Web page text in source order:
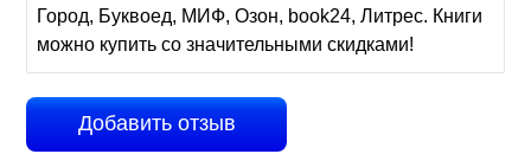
Город, Буквоед, МИФ, Озон, book24, Литрес. Книги
можно купить со значительными скидками!
Добавить отзыв